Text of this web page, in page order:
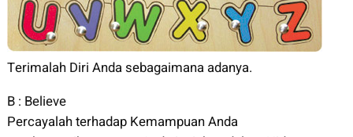
Terimalah Diri Anda sebagaimana adanya.
B : Believe
Percayalah terhadap Kemampuan Anda